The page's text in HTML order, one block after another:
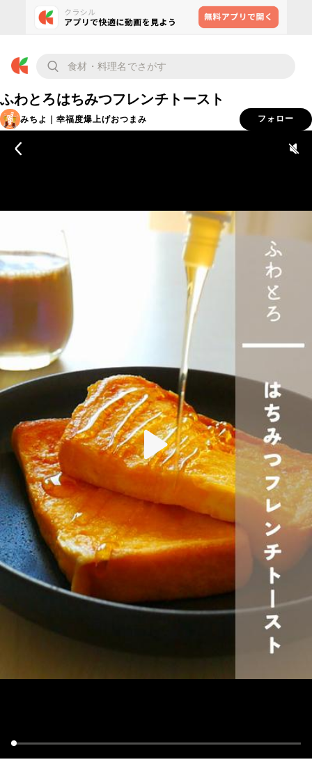
ふわとろはちみつフレンチトースト
みちよ｜幸福度爆上げおつまみ フォロー